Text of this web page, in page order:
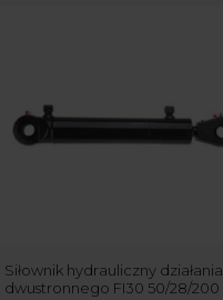
Siłownik hydrauliczny działania
dwustronnego FI30 50/28/200